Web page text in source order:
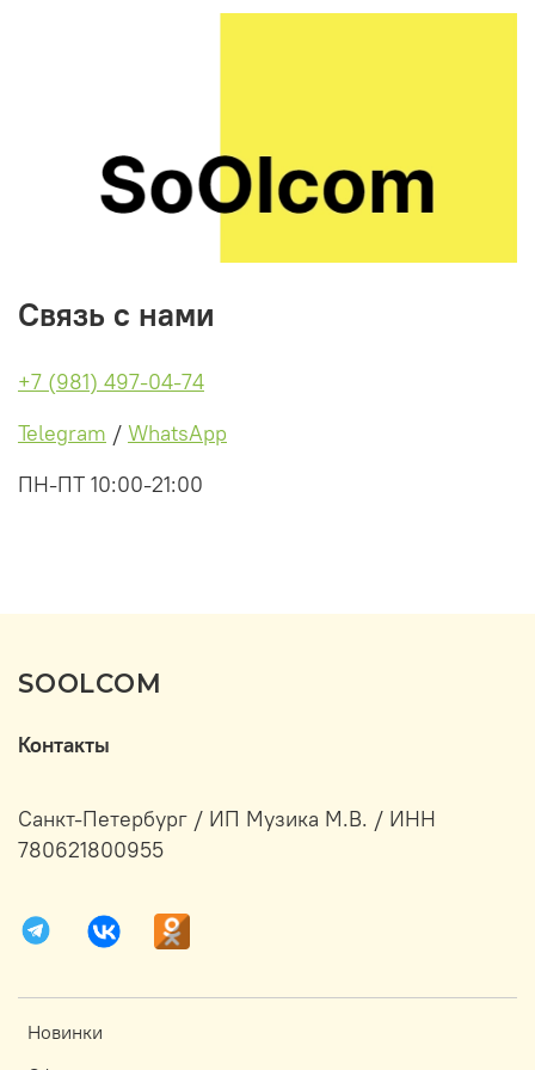
Связь с нами
+7 (981) 497-04-74
Telegram / WhatsApp
ПН-ПТ 10:00-21:00
SOOLCOM
Новинки
Контакты
Санкт-Петербург / ИП Музика М.В. / ИНН
780621800955